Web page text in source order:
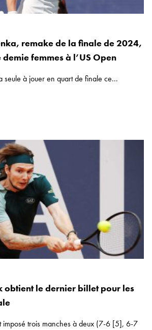
remake de la finale de 2024,
femmes à l’US Open
seule à jouer en quart de finale ce...
obtient le dernier billet pour les
imposé trois manches à deux (7-6 [5], 6-7